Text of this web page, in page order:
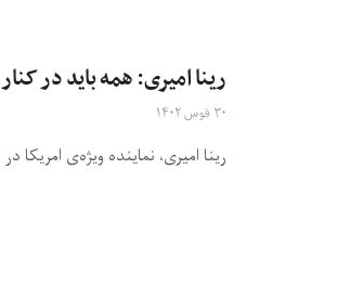
رینا امیری: همه باید در
۳۰ قوس ۱۴۰۲
رینا امیری، نماینده ویژه‌ی